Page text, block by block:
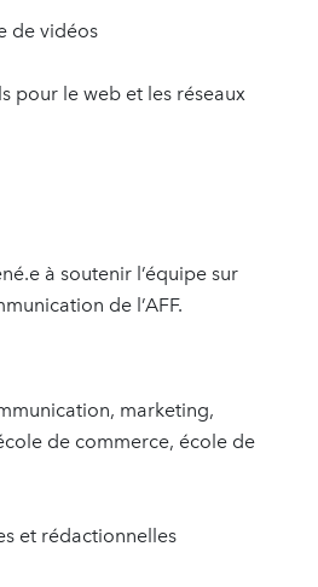
de vidéos
pour le web et les réseaux
à soutenir l’équipe sur
de l’AFF.
marketing,
de commerce, école de
et rédactionnelles